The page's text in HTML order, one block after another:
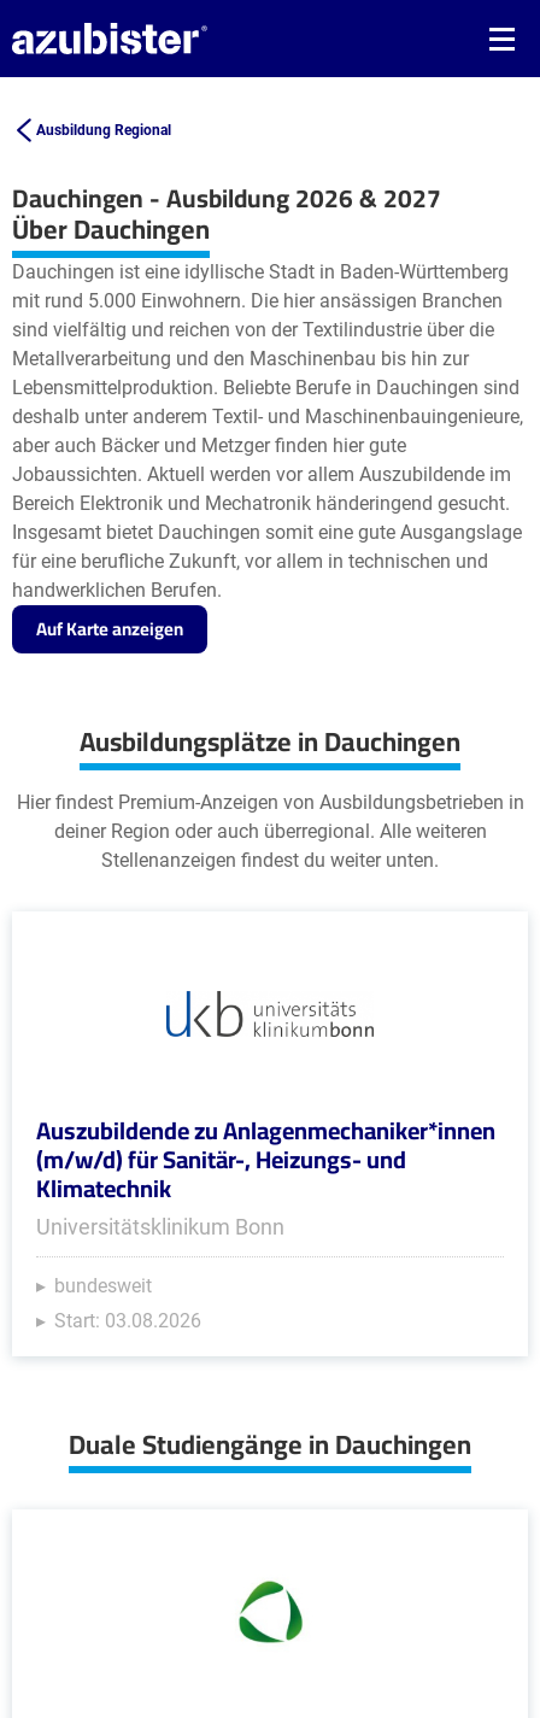
Ausbildung Regional
Dauchingen - Ausbildung 2026 & 2027
+
−
Leaflet| ©OpenStreetMap2
Über Dauchingen
Dauchingen ist eine idyllische Stadt in Baden-Württemberg
mit rund 5.000 Einwohnern. Die hier ansässigen Branchen
sind vielfältig und reichen von der Textilindustrie über die
Metallverarbeitung und den Maschinenbau bis hin zur
Lebensmittelproduktion. Beliebte Berufe in Dauchingen sind
deshalb unter anderem Textil- und Maschinenbauingenieure,
aber auch Bäcker und Metzger finden hier gute
Jobaussichten. Aktuell werden vor allem Auszubildende im
Bereich Elektronik und Mechatronik händeringend gesucht.
Insgesamt bietet Dauchingen somit eine gute Ausgangslage
für eine berufliche Zukunft, vor allem in technischen und
handwerklichen Berufen.
Auf Karte anzeigen
Ausbildungsplätze in Dauchingen
Hier findest Premium-Anzeigen von Ausbildungsbetrieben in
deiner Region oder auch überregional. Alle weiteren
Stellenanzeigen findest du weiter unten.
Auszubildende zu Anlagenmechaniker*innen
(m/w/d) für Sanitär-, Heizungs- und
Klimatechnik
Universitätsklinikum Bonn
bundesweit
Start: 03.08.2026
Duale Studiengänge in Dauchingen